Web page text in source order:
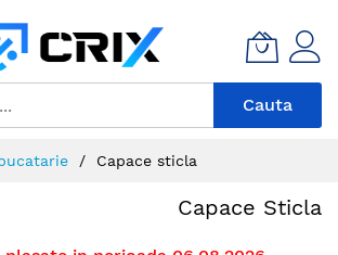
Cauta
Capace sticla
Capace Sticla